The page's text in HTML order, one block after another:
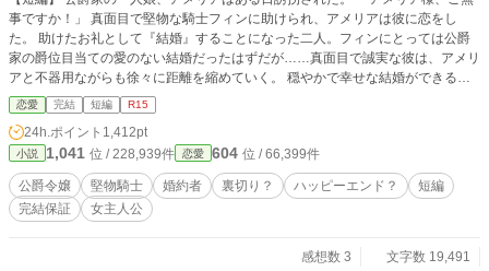
事ですか！」 真面目で堅物な騎士フィンに助けられ、アメリアは彼に恋をし
た。 助けたお礼として『結婚』することになった二人。フィンにとっては公爵
家の爵位目当ての愛のない結婚だったはずだが……真面目で誠実な彼は、アメリ
アと不器用ながらも徐々に距離を縮めていく。 穏やかで幸せな結婚ができると
思っていたのに、フィンの前の彼女が現れて『あの人の子どもがいます』と言っ
てきた。嘘だと思いきや、その子は本当に彼そっくりで…… あの堅物婚約者
に、まさか子どもがいるなんて。人は見かけによらないらしい。 ★アメリアと
フィンは結婚するのか、しないのか……二人の恋の行方をお楽しみください。
恋愛 完結 短編 R15
24h.ポイント 1,412pt
小説 1,041 位 / 228,939件 恋愛 604 位 / 66,399件
公爵令嬢 堅物騎士 婚約者 裏切り？ ハッピーエンド？
短編
完結保証
女主人公
感想数 3
文字数 19,491